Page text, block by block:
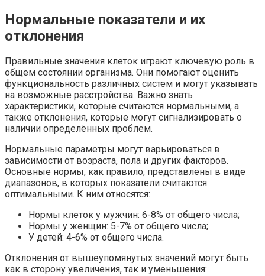
Нормальные показатели и их
отклонения
Правильные значения клеток играют ключевую роль в
общем состоянии организма. Они помогают оценить
функциональность различных систем и могут указывать
на возможные расстройства. Важно знать
характеристики, которые считаются нормальными, а
также отклонения, которые могут сигнализировать о
наличии определённых проблем.
Нормальные параметры могут варьироваться в
зависимости от возраста, пола и других факторов.
Основные нормы, как правило, представлены в виде
диапазонов, в которых показатели считаются
оптимальными. К ним относятся:
Нормы клеток у мужчин: 6-8% от общего числа;
Нормы у женщин: 5-7% от общего числа;
У детей: 4-6% от общего числа.
Отклонения от вышеупомянутых значений могут быть
как в сторону увеличения, так и уменьшения: